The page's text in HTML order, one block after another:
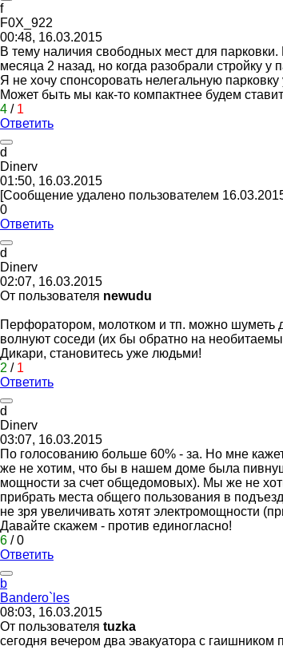
f
F0X_922
00:48, 16.03.2015
В тему наличия свободных мест для
месяца 2 назад, но когда разобрали стройку
Я не хочу спонсоровать нелегальную
Может быть мы как-то компактнее будем
4 / 1
Ответить
d
Dinerv
01:50, 16.03.2015
[Сообщение удалено пользователем
0
Ответить
d
Dinerv
02:07, 16.03.2015
От пользователя newudu
Перфоратором, молотком и тп. можно шуметь
волнуют соседи (их бы обратно на
Дикари, становитесь уже людьми!
2 / 1
Ответить
d
Dinerv
03:07, 16.03.2015
По голосованию больше 60% - за. Но мне
же не хотим, что бы в нашем доме была
мощности за счет общедомовых). Мы же не
прибрать места общего пользования в
не зря увеличивать хотят электромощности
Давайте скажем - против единогласно!
6 /0
Ответить
b
Bandero`les
08:03, 16.03.2015
От пользователя tuzka
сегодня вечером два эвакуатора с